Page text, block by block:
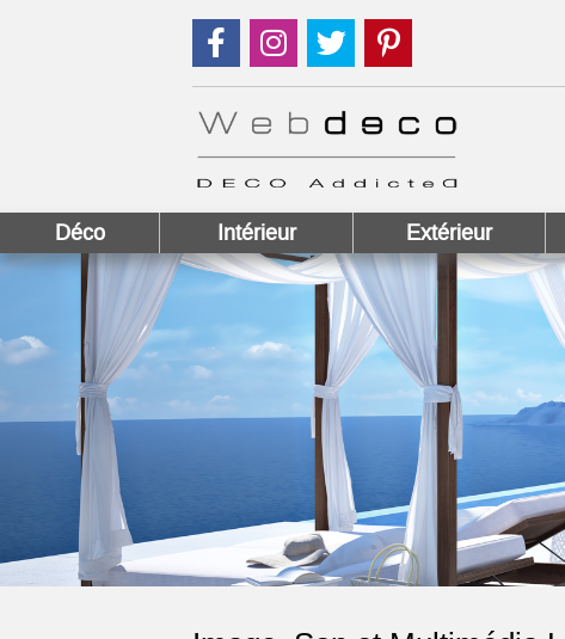
Suivez nous sur Facebook !
Suivez nous sur Instagram !
Suivez nous sur Twitter !
Déco Intérieur Extérieur